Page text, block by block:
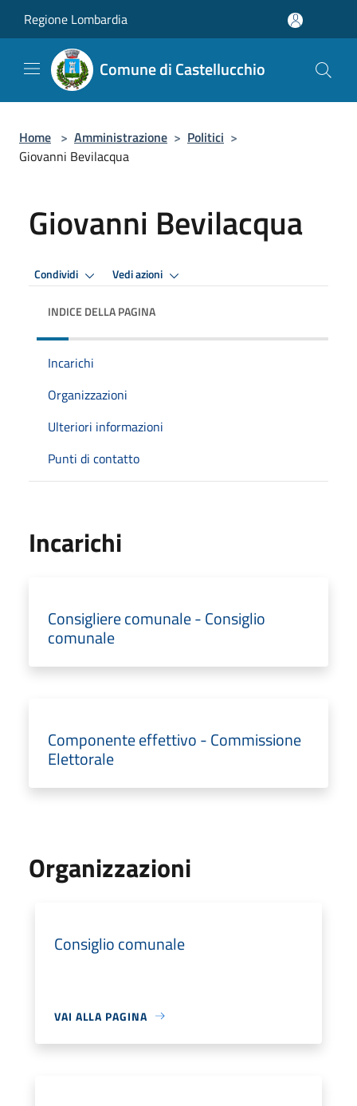
Regione Lombardia
Comune di Castellucchio
Home > Amministrazione > Politici >
Giovanni Bevilacqua
Giovanni Bevilacqua
Condividi Vedi azioni
INDICE DELLA PAGINA
Incarichi
Organizzazioni
Ulteriori informazioni
Punti di contatto
Incarichi
Consigliere comunale - Consiglio
comunale
Componente effettivo - Commissione
Elettorale
Organizzazioni
Consiglio comunale
VAI ALLA PAGINA